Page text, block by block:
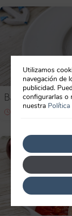
Bacalao al
Utilizamos
navegación de
publicidad.
configurarlas o
nuestra Política